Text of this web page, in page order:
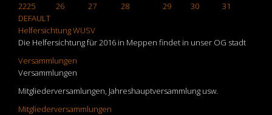
2225 26 27 28 29 30
31
DEFAULT
Helfersichtung WUSV
Die Helfersichtung für 2016 in Meppen findet in unser OG stadt
Versammlungen
Versammlungen
Mitgliederversamlungen, Jahreshauptversammlung usw.
Mitgliederversammlungen